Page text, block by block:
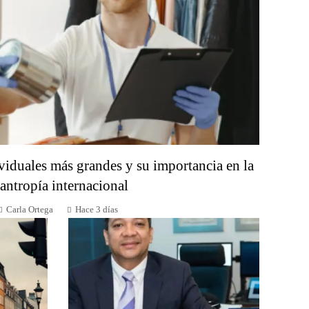
más grandes y su importancia en la
internacional
Carla Ortega Hace 3 días